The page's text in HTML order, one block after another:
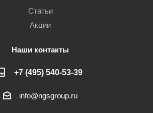
Статьи
Акции
Наши контакты
+7 (495) 540-53-39
info@ngsgroup.ru